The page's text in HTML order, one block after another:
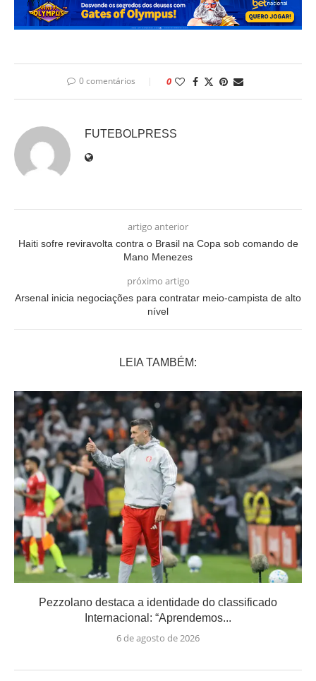
0 comentários 0
FUTEBOLPRESS
artigo anterior
Haiti sofre reviravolta contra o Brasil na Copa sob comando de
Mano Menezes
próximo artigo
Arsenal inicia negociações para contratar meio-campista de alto
nível
LEIA TAMBÉM:
Pezzolano destaca a identidade do classificado
Internacional: “Aprendemos...
6 de agosto de 2026